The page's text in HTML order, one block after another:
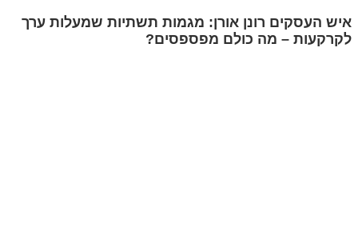
איש העסקים רונן אורן: מגמות תשתיות שמעלות ערך
לקרקעות – מה כולם מפספסים?